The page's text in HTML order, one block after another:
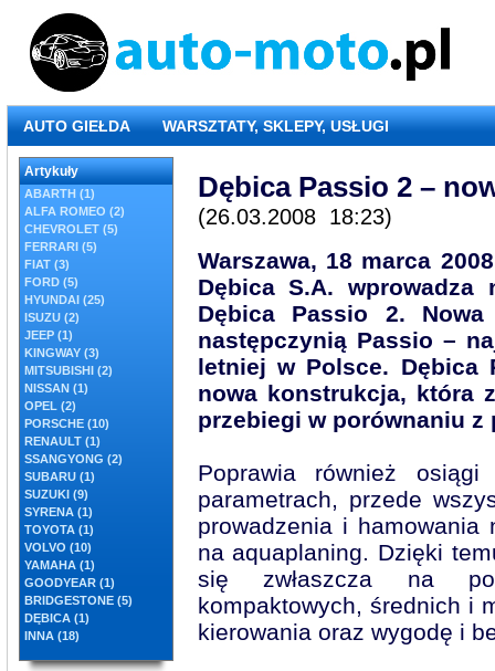
AUTO GIEŁDA WARSZTATY, SKLEPY, USŁUGI
Artykuły
ABARTH (1)
ALFA ROMEO (2)
CHEVROLET (5)
FERRARI (5)
FIAT (3)
FORD (5)
HYUNDAI (25)
ISUZU (2)
JEEP (1)
KINGWAY (3)
MITSUBISHI (2)
NISSAN (1)
OPEL (2)
PORSCHE (10)
RENAULT (1)
SSANGYONG (2)
SUBARU (1)
SUZUKI (9)
SYRENA (1)
TOYOTA (1)
VOLVO (10)
YAMAHA (1)
GOODYEAR (1)
BRIDGESTONE (5)
DĘBICA (1)
INNA (18)
Dębica Passio 2 –
(26.03.2008 18:23)
Warszawa, 18 marca
Dębica S.A.
Dębica Passio 2.
następczynią Passio –
letniej w Polsce. Dębica
nowa konstrukcja, która
przebiegi w porównaniu z
Poprawia również
parametrach, przede
prowadzenia i
na aquaplaning. Dzięki
się zwłaszcza na
kompaktowych, średnich i
kierowania oraz wygodę i